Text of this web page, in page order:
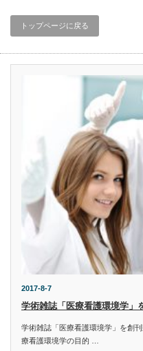
トップページに戻る
2017-8-7
学術雑誌「医療看護環境学」
学術雑誌「医療看護環境学」を創
療看護環境学の目的 …